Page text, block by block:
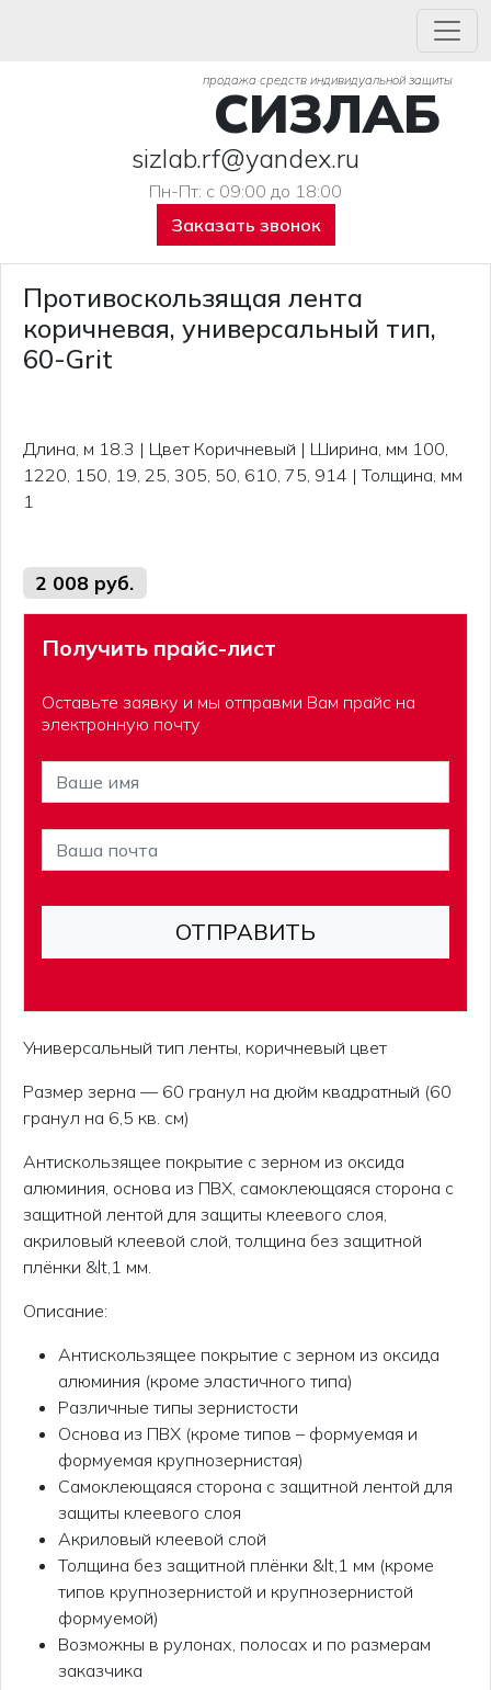
продажа средств индивидуальной защиты
СИЗЛАБ
sizlab.rf@yandex.ru
Пн-Пт: с 09:00 до 18:00
Заказать звонок
Противоскользящая лента
коричневая, универсальный тип,
60-Grit
Длина, м 18.3 | Цвет Коричневый | Ширина, мм 100,
1220, 150, 19, 25, 305, 50, 610, 75, 914 | Толщина, мм
1
2 008 руб.
Получить прайс-лист
Оставьте заявку и мы отправми Вам прайс на
электронную почту
Универсальный тип ленты, коричневый цвет
Размер зерна — 60 гранул на дюйм квадратный (60
гранул на 6,5 кв. см)
Антискользящее покрытие с зерном из оксида
алюминия, основа из ПВХ, самоклеющаяся сторона с
защитной лентой для защиты клеевого слоя,
акриловый клеевой слой, толщина без защитной
плёнки &lt,1 мм.
Описание:
Антискользящее покрытие с зерном из оксида
алюминия (кроме эластичного типа)
Различные типы зернистости
Основа из ПВХ (кроме типов – формуемая и
формуемая крупнозернистая)
Самоклеющаяся сторона с защитной лентой для
защиты клеевого слоя
Акриловый клеевой слой
Толщина без защитной плёнки &lt,1 мм (кроме
типов крупнозернистой и крупнозернистой
формуемой)
Возможны в рулонах, полосах и по размерам
заказчика